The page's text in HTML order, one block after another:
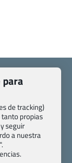
específicas
de tracking)
propias
seguir
a nuestra